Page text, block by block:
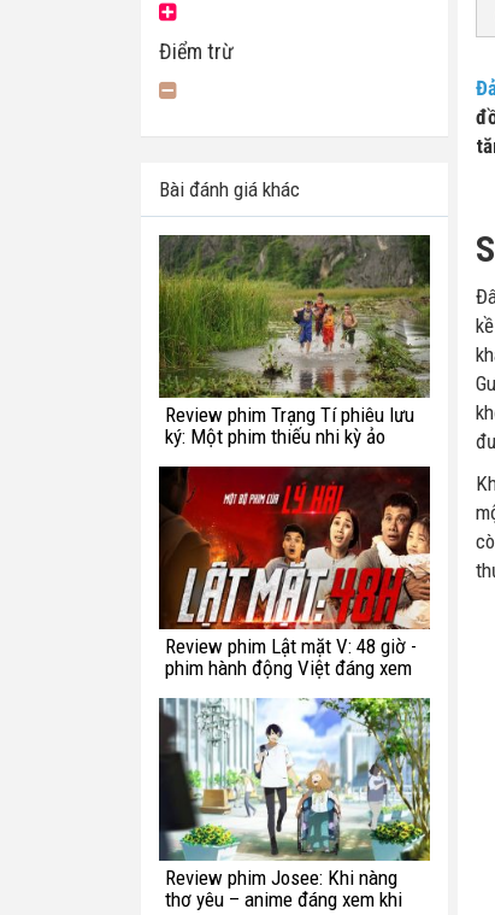
Điểm trừ
Bài đánh giá khác
Review phim Trạng Tí phiêu lưu
ký: Một phim thiếu nhi kỳ ảo
Review phim Lật mặt V: 48 giờ -
phim hành động Việt đáng xem
Review phim Josee: Khi nàng
thơ yêu – anime đáng xem khi